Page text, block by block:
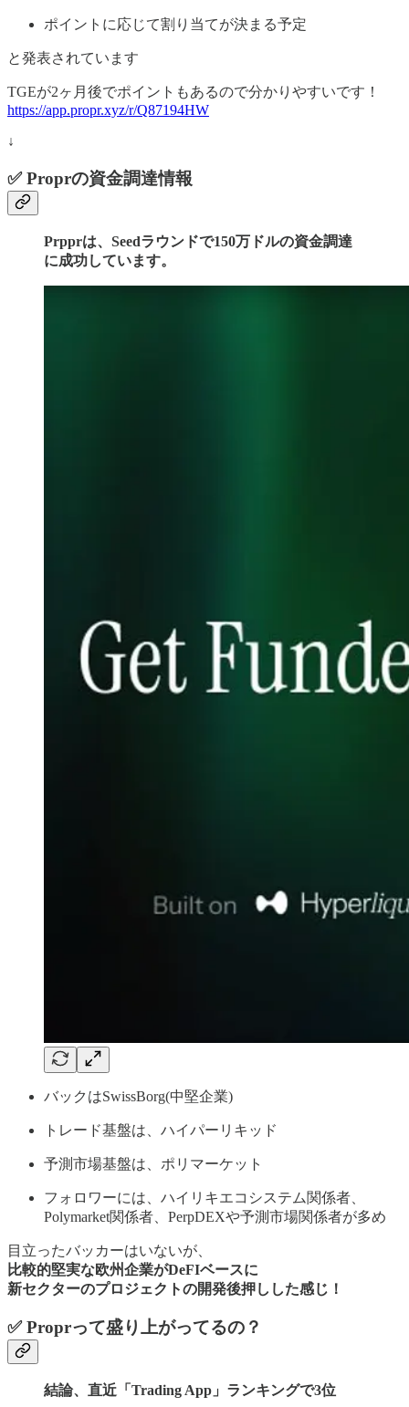
ポイントに応じて割り当てが決まる予定
と発表されています
TGEが2ヶ月後でポイントもあるので分かりやすいです！
https://app.propr.xyz/r/Q87194HW
↓
✅Proprの資金調達情報
Prpprは、Seedラウンドで150万ドルの資金調達
に成功しています。
バックはSwissBorg(中堅企業)
トレード基盤は、ハイパーリキッド
予測市場基盤は、ポリマーケット
フォロワーには、ハイリキエコシステム関係者、
Polymarket関係者、PerpDEXや予測市場関係者が多め
目立ったバッカーはいないが、
比較的堅実な欧州企業がDeFIベースに
新セクターのプロジェクトの開発後押しした感じ！
✅ Proprって盛り上がってるの？
結論、直近「Trading App」ランキングで3位